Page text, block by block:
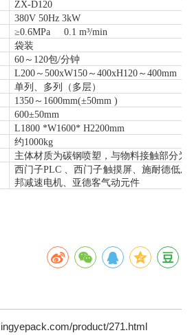
ZX-D120
380V 50Hz 3kW
≥0.6MPa 0. 1 m³/min
袋装
60 ～ 1 20包/分钟
L200～ 500xW150～400xH1 20～ 400mm
单列、 多列（多层）
1350 ～ 1600mm(±50mm )
600±50mm
L1800 *W1600* H2200mm
约1000kg
主体材质为碳钢喷塑，与物料接触部分为
西门子PLC 、西门子触摸屏、施耐德低
邦减速电机、亚德客气动元件
product/271.html